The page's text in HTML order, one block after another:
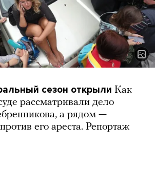
сезон открыли Как
рассматривали дело
а рядом —
его ареста. Репортаж